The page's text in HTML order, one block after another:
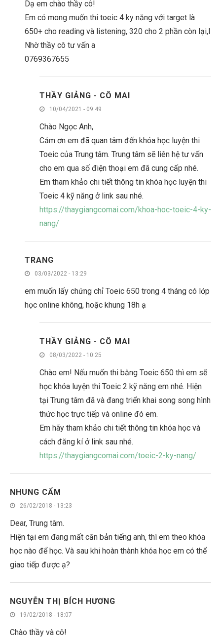
Dạ em chào thầy cô!
Em có mong muốn thi toeic 4 ky năng với target là
650+ cho reading và listening, 320 cho 2 phần còn lại,l
Nhờ thầy cô tư vấn a
0769367655
THẦY GIẢNG - CÔ MAI
10/04/2021 - 09:49
Chào Ngọc Anh,
Cảm ơn em đã quan tâm đến khóa học luyện thi
Toeic của Trung tâm. Trung tâm sẽ liên hệ tư vấn
cho em qua số điện thoại em đã cung cấp nhé.
Em tham khảo chi tiết thông tin khóa học luyện thi
Toeic 4 kỹ năng ở link sau nhé.
https://thaygiangcomai.com/khoa-hoc-toeic-4-ky-
nang/
TRANG
03/03/2022 - 13:29
em muốn lấy chứng chỉ Toeic 650 trong 4 tháng có lớp
học online không, hoặc khung 18h ạ
THẦY GIẢNG - CÔ MAI
08/03/2022 - 10:25
Chào em! Nếu muốn thi bằng Toeic 650 thì em sẽ
học khóa luyện thi Toeic 2 kỹ năng em nhé. Hiện
tại Trung tâm đã và đang triển khai song song hình
thức học trực tiếp và online đó em.
Em hãy tham khảo chi tiết thông tin khóa học và
cách đăng kí ở link sau nhé.
https://thaygiangcomai.com/toeic-2-ky-nang/
NHUNG CẨM
26/02/2018 - 13:23
Dear, Trung tâm.
Hiện tại em đang mất căn bản tiếng anh, thì em theo khóa
học nào để học. Và sau khi hoàn thành khóa học em có thể
giao tiếp được ạ?
NGUYỄN THỊ BÍCH HƯƠNG
19/02/2018 - 18:07
Chào thầy và cô!